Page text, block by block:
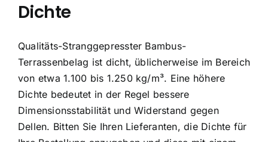
Dichte
Qualitäts-Stranggepresster Bambus-
Terrassenbelag ist dicht, üblicherweise im Bereich
von etwa 1.100 bis 1.250 kg/m³. Eine höhere
Dichte bedeutet in der Regel bessere
Dimensionsstabilität und Widerstand gegen
Dellen. Bitten Sie Ihren Lieferanten, die Dichte für